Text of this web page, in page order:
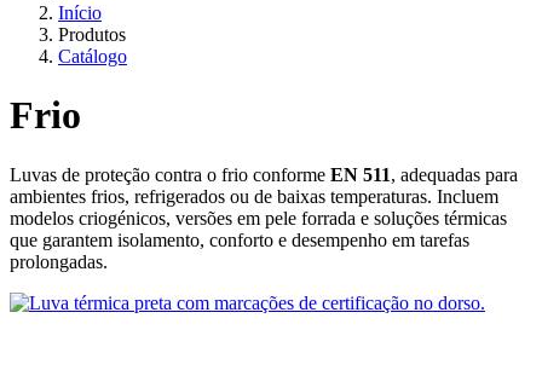
Início
Produtos
Catálogo
Frio
Luvas de proteção contra o frio conforme EN 511, adequadas para
ambientes frios, refrigerados ou de baixas temperaturas. Incluem
modelos criogénicos, versões em pele forrada e soluções térmicas
que garantem isolamento, conforto e desempenho em tarefas
prolongadas.